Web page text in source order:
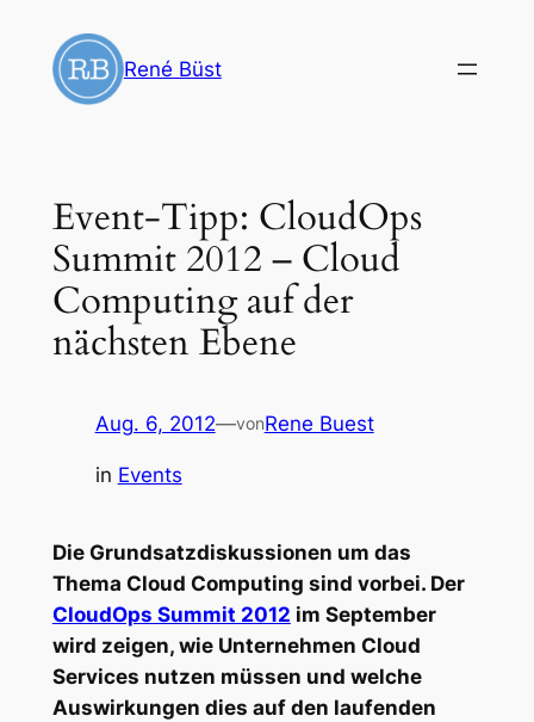
Inhalt
springen
René Büst
Event-Tipp: CloudOps
Summit 2012 – Cloud
Computing auf der
nächsten Ebene
Aug. 6, 2012—vonRene Buest
in Events
Die Grundsatzdiskussionen um das
Thema Cloud Computing sind vorbei. Der
CloudOps Summit 2012 im September
wird zeigen, wie Unternehmen Cloud
Services nutzen müssen und welche
Auswirkungen dies auf den laufenden